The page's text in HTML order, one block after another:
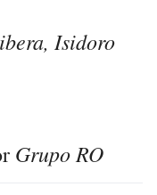
Isidoro
Grupo RO